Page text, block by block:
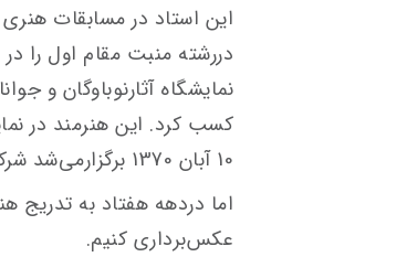
نمایشگاه آثارنوباوگان و
10 آبان 1370 برگزارمی‌شد شرکت کرد و دو لوح تقدیر به وی اعطا شد.
اما دردهه هفتاد به تدریج
عکس‌برداری کنیم.